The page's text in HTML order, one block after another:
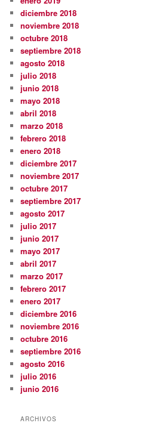
diciembre 2018
noviembre 2018
octubre 2018
septiembre 2018
agosto 2018
julio 2018
junio 2018
mayo 2018
abril 2018
marzo 2018
febrero 2018
enero 2018
diciembre 2017
noviembre 2017
octubre 2017
septiembre 2017
agosto 2017
julio 2017
junio 2017
mayo 2017
abril 2017
marzo 2017
febrero 2017
enero 2017
diciembre 2016
noviembre 2016
octubre 2016
septiembre 2016
agosto 2016
julio 2016
junio 2016
ARCHIVOS